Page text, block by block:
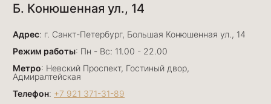
Б. Конюшенная ул., 14
Адрес: г. Санкт-Петербург, Большая Конюшенная ул., 14
Режим работы: Пн - Вс: 11.00 - 22.00
Метро: Невский Проспект, Гостиный двор,
Адмиралтейская
Телефон: +7 921 371-31-89